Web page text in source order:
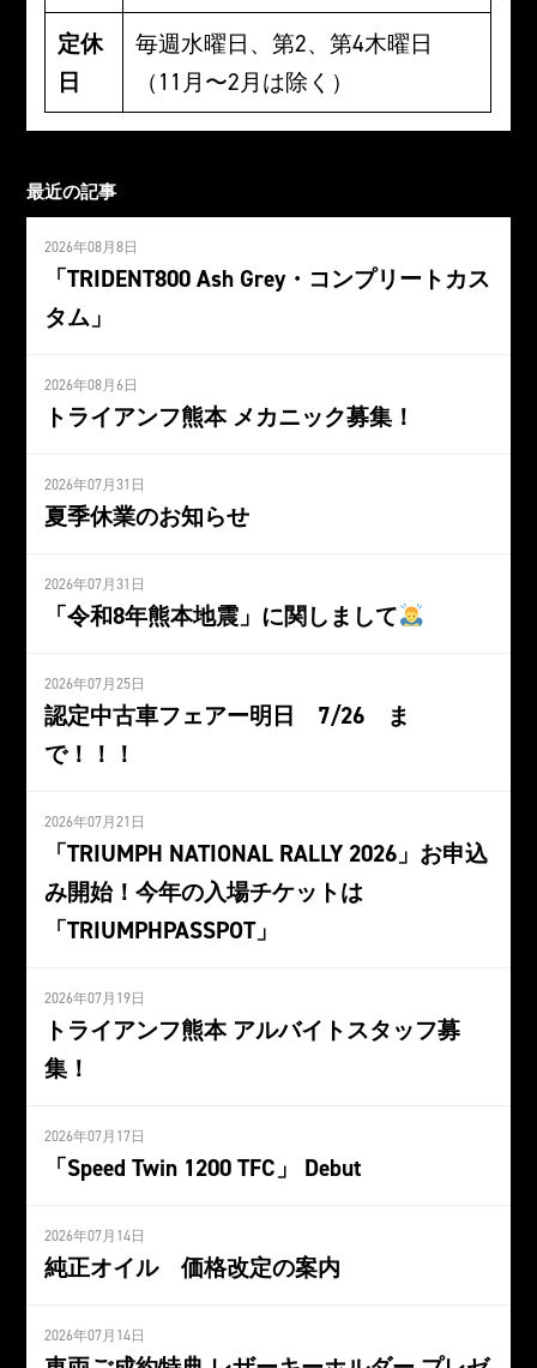
定休
日
毎週水曜日、第2、第4木曜日
（11月〜2月は除く）
最近の記事
2026年08月8日
「TRIDENT800 Ash Grey・コンプリートカス
タム」
2026年08月6日
トライアンフ熊本 メカニック募集！
2026年07月31日
夏季休業のお知らせ
2026年07月31日
「令和8年熊本地震」に関しまして
2026年07月25日
認定中古車フェアー明日 7/26 ま
で！！！
2026年07月21日
「TRIUMPH NATIONAL RALLY 2026」お申込
み開始！今年の入場チケットは
「TRIUMPHPASSPOT」
2026年07月19日
トライアンフ熊本 アルバイトスタッフ募
集！
2026年07月17日
「Speed Twin 1200 TFC」 Debut
2026年07月14日
純正オイル 価格改定の案内
2026年07月14日